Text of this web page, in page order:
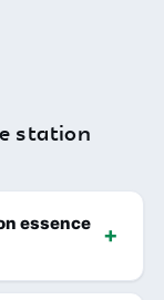
station
essence